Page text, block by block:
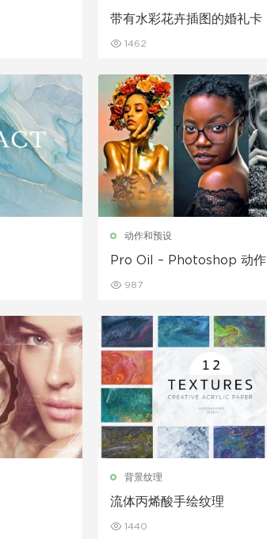
带有水彩花卉插图的婚礼卡
1462
动作和预设
Pro Oil – Photoshop 动作
987
背景纹理
流体丙烯酸手绘纹理
1440